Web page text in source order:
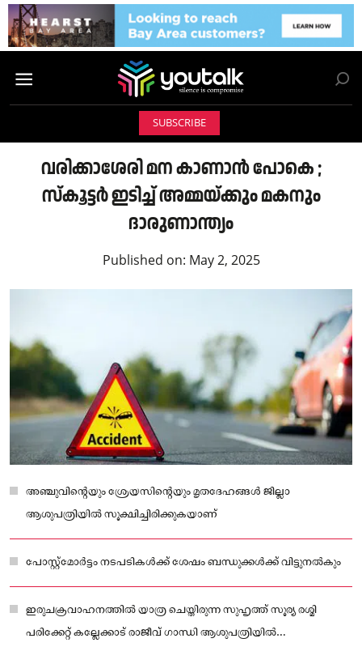
SUBSCRIBE
വരിക്കാശേരി മന കാണാൻ പോകെ ;
സ്കൂട്ടർ ഇടിച്ച് അമ്മയ്ക്കും മകനും
ദാരുണാന്ത്യം
Published on: May 2, 2025
അഞ്ചുവിന്റെയും ശ്രേയസിന്റെയും മൃതദേഹങ്ങൾ ജില്ലാ
ആശുപത്രിയിൽ സൂക്ഷിച്ചിരിക്കുകയാണ്
പോസ്റ്റ്മോർട്ടം നടപടികൾക്ക് ശേഷം ബന്ധുക്കൾക്ക് വിട്ടുനൽകും
ഇരുചക്രവാഹനത്തിൽ യാത്ര ചെയ്ത‌ിരുന്ന സുഹൃത്ത് സൂര്യ രശ്മി
പരിക്കേറ്റ് കല്ലേക്കാട് രാജീവ് ഗാന്ധി ആശുപത്രിയിൽ